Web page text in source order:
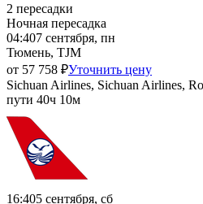
2 пересадки
Ночная пересадка
04:407 сентября, пн
Тюмень, TJM
от 57 758 ₽Уточнить цену
Sichuan Airlines, Sichuan Airlines,
пути 40ч 10м
16:405 сентября, сб